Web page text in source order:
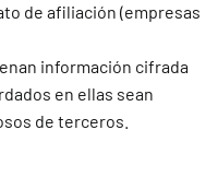
de afiliación (empresas
información cifrada
en ellas sean
de terceros.